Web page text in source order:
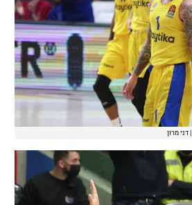
דני מרון